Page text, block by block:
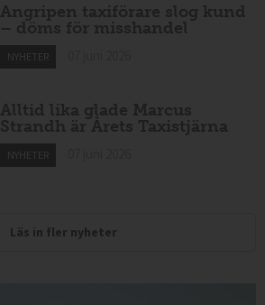
Angripen taxiförare slog kund
– döms för misshandel
NYHETER
Alltid lika glade Marcus
Strandh är Årets Taxistjärna
NYHETER
Läs in fler nyheter